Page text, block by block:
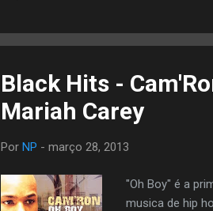
Black Hits -
Mariah Carey
Por NP - março 28, 2013
"Oh Boy" é a
musica de hip